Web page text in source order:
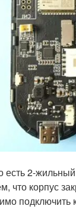
есть 2-
что корпус
подключить